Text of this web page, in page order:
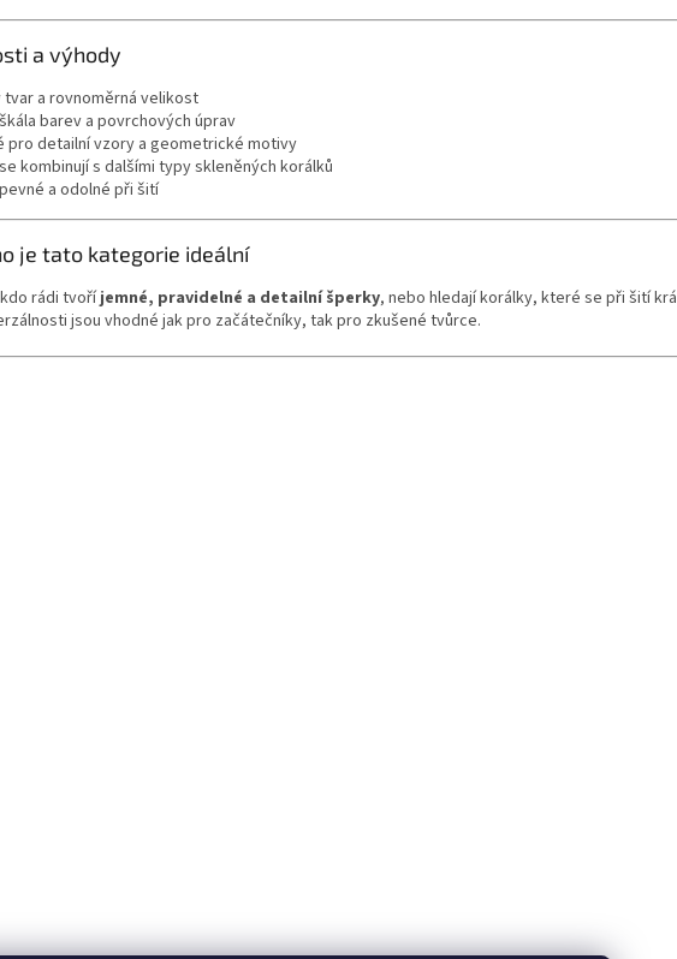
a výhody
a rovnoměrná velikost
barev a povrchových úprav
pro detailní vzory a geometrické motivy
kombinují s dalšími typy skleněných korálků
a odolné při šití
je tato kategorie ideální
rádi tvoříjemné, pravidelné a detailní šperky, nebo hledají korálky, které se při šití
jsou vhodné jak pro začátečníky, tak pro zkušené tvůrce.